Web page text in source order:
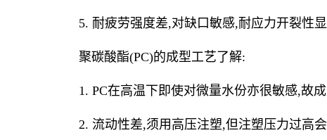
5. 耐疲劳强度差,对缺口敏感,耐应力开裂性
聚碳酸酯(PC)的成型工艺了解:
1. PC在高温下即使对微量水份亦很敏感,故
2. 流动性差,须用高压注塑,但注塑压力过高